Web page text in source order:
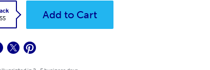
Add to Cart